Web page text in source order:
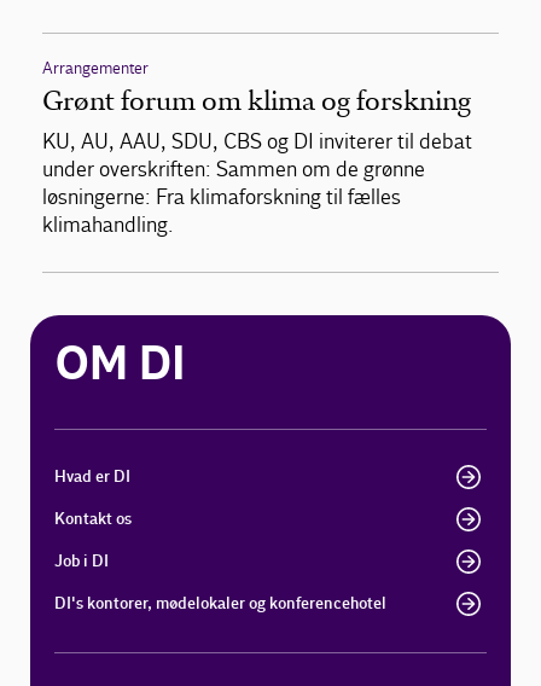
Arrangementer
Grønt forum om klima og forskning
KU, AU, AAU, SDU, CBS og DI inviterer til debat
under overskriften: Sammen om de grønne
løsningerne: Fra klimaforskning til fælles
klimahandling.
OM DI
Hvad er DI
Kontakt os
Job i DI
DI's kontorer, mødelokaler og konferencehotel